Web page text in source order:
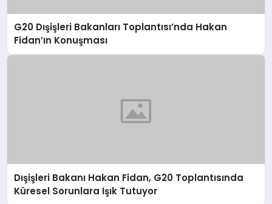
G20 Dışişleri Bakanları Toplantısı’nda Hakan
Fidan’ın Konuşması
Dışişleri Bakanı Hakan Fidan, G20 Toplantısında
Küresel Sorunlara Işık Tutuyor